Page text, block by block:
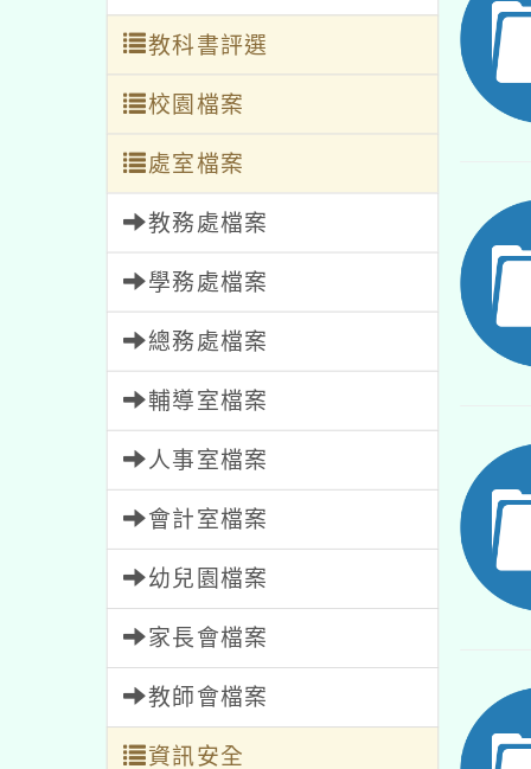
教科書評選
校園檔案
處室檔案
教務處檔案
學務處檔案
總務處檔案
輔導室檔案
人事室檔案
會計室檔案
幼兒園檔案
家長會檔案
教師會檔案
資訊安全